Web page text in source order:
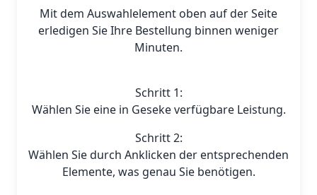
Mit dem Auswahlelement oben auf der Seite
erledigen Sie Ihre Bestellung binnen weniger
Minuten.
Schritt 1:
Wählen Sie eine in Geseke verfügbare Leistung.
Schritt 2:
Wählen Sie durch Anklicken der entsprechenden
Elemente, was genau Sie benötigen.